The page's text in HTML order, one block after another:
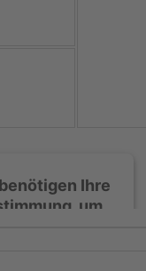
Ihre
um